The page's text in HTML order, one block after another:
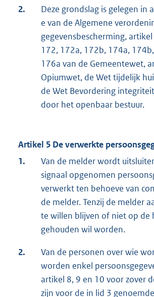
2.
Deze grondslag is gelegen in
e van de Algemene
gegevensbescherming,
172, 172a, 172b, 174a,
176a van de Gemeentewet,
Opiumwet, de Wet tijdelijk
de Wet Bevordering
door het openbaar bestuur.
Artikel 5 De verwerkte
1.
Van de melder wordt
signaal opgenomen
verwerkt ten behoeve van
de melder. Tenzij de melder
te willen blijven of niet op de
gehouden wil worden.
2.
Van de personen over wie
worden enkel
artikel 8, 9 en 10 voor zover
zijn voor de in lid 3